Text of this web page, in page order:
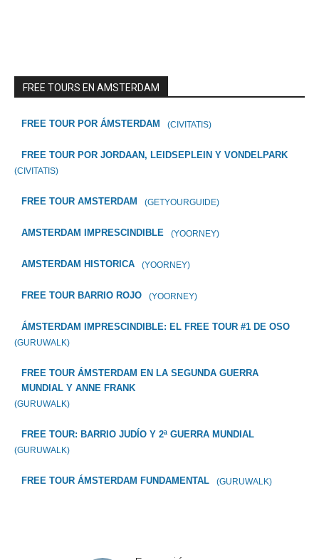
FREE TOURS EN AMSTERDAM
FREE TOUR POR ÁMSTERDAM (CIVITATIS)
FREE TOUR POR JORDAAN, LEIDSEPLEIN Y VONDELPARK
(CIVITATIS)
FREE TOUR AMSTERDAM (GETYOURGUIDE)
AMSTERDAM IMPRESCINDIBLE (YOORNEY)
AMSTERDAM HISTORICA (YOORNEY)
FREE TOUR BARRIO ROJO (YOORNEY)
ÁMSTERDAM IMPRESCINDIBLE: EL FREE TOUR #1 DE OSO
(GURUWALK)
FREE TOUR ÁMSTERDAM EN LA SEGUNDA GUERRA
MUNDIAL Y ANNE FRANK
(GURUWALK)
FREE TOUR: BARRIO JUDÍO Y 2ª GUERRA MUNDIAL
(GURUWALK)
FREE TOUR ÁMSTERDAM FUNDAMENTAL (GURUWALK)